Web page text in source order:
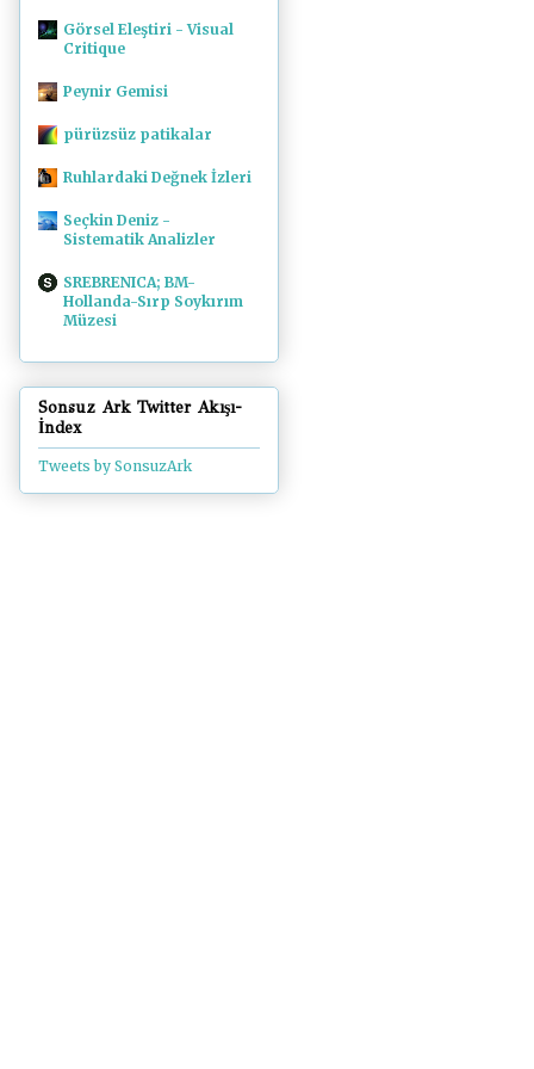
Görsel Eleştiri - Visual
Critique
Peynir Gemisi
pürüzsüz patikalar
Ruhlardaki Değnek İzleri
Seçkin Deniz -
Sistematik Analizler
SREBRENICA; BM-
Hollanda-Sırp Soykırım
Müzesi
Sonsuz Ark Twitter Akışı-
İndex
Tweets by SonsuzArk